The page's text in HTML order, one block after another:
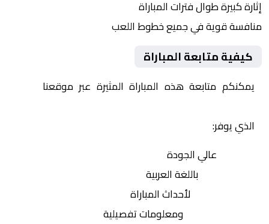
إثارة كبيرة طوال فترات المباراة
منافسة قوية في جميع خطوط اللعب
كيفية متابعة المباراة
يمكنكم متابعة هذه المباراة المثيرة عبر موقعنا
الذي يوفر:
عالي الجودة
باللغة العربية
لأحداث المباراة
ومعلومات تفصيلية